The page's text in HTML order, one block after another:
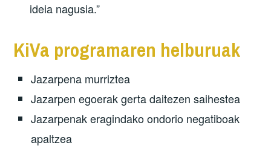
ideia nagusia.”
KiVa programaren helburuak
Jazarpena murriztea
Jazarpen egoerak gerta daitezen saihestea
Jazarpenak eragindako ondorio negatiboak
apaltzea